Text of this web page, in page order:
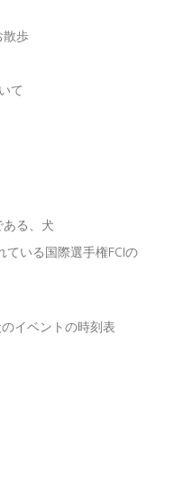
散歩
て
る、犬
ている国際選手権FCIの
イベントの時刻表